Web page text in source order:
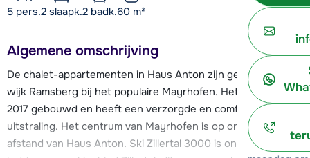
5 pers.2 slaapk.2 badk.60 m²
Algemene omschrijving
De chalet-appartementen in Haus Anton zijn gelegen in de
wijk Ramsberg bij het populaire Mayrhofen. Het chalet is in
2017 gebouwd en heeft een verzorgde en comfortabele
uitstraling. Het centrum van Mayrhofen is op ongeveer 6 km
afstand van Haus Anton. Ski Zillertal 3000 is onderdeel van